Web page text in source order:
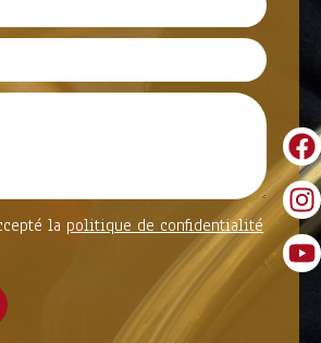
la politique de confidentialité